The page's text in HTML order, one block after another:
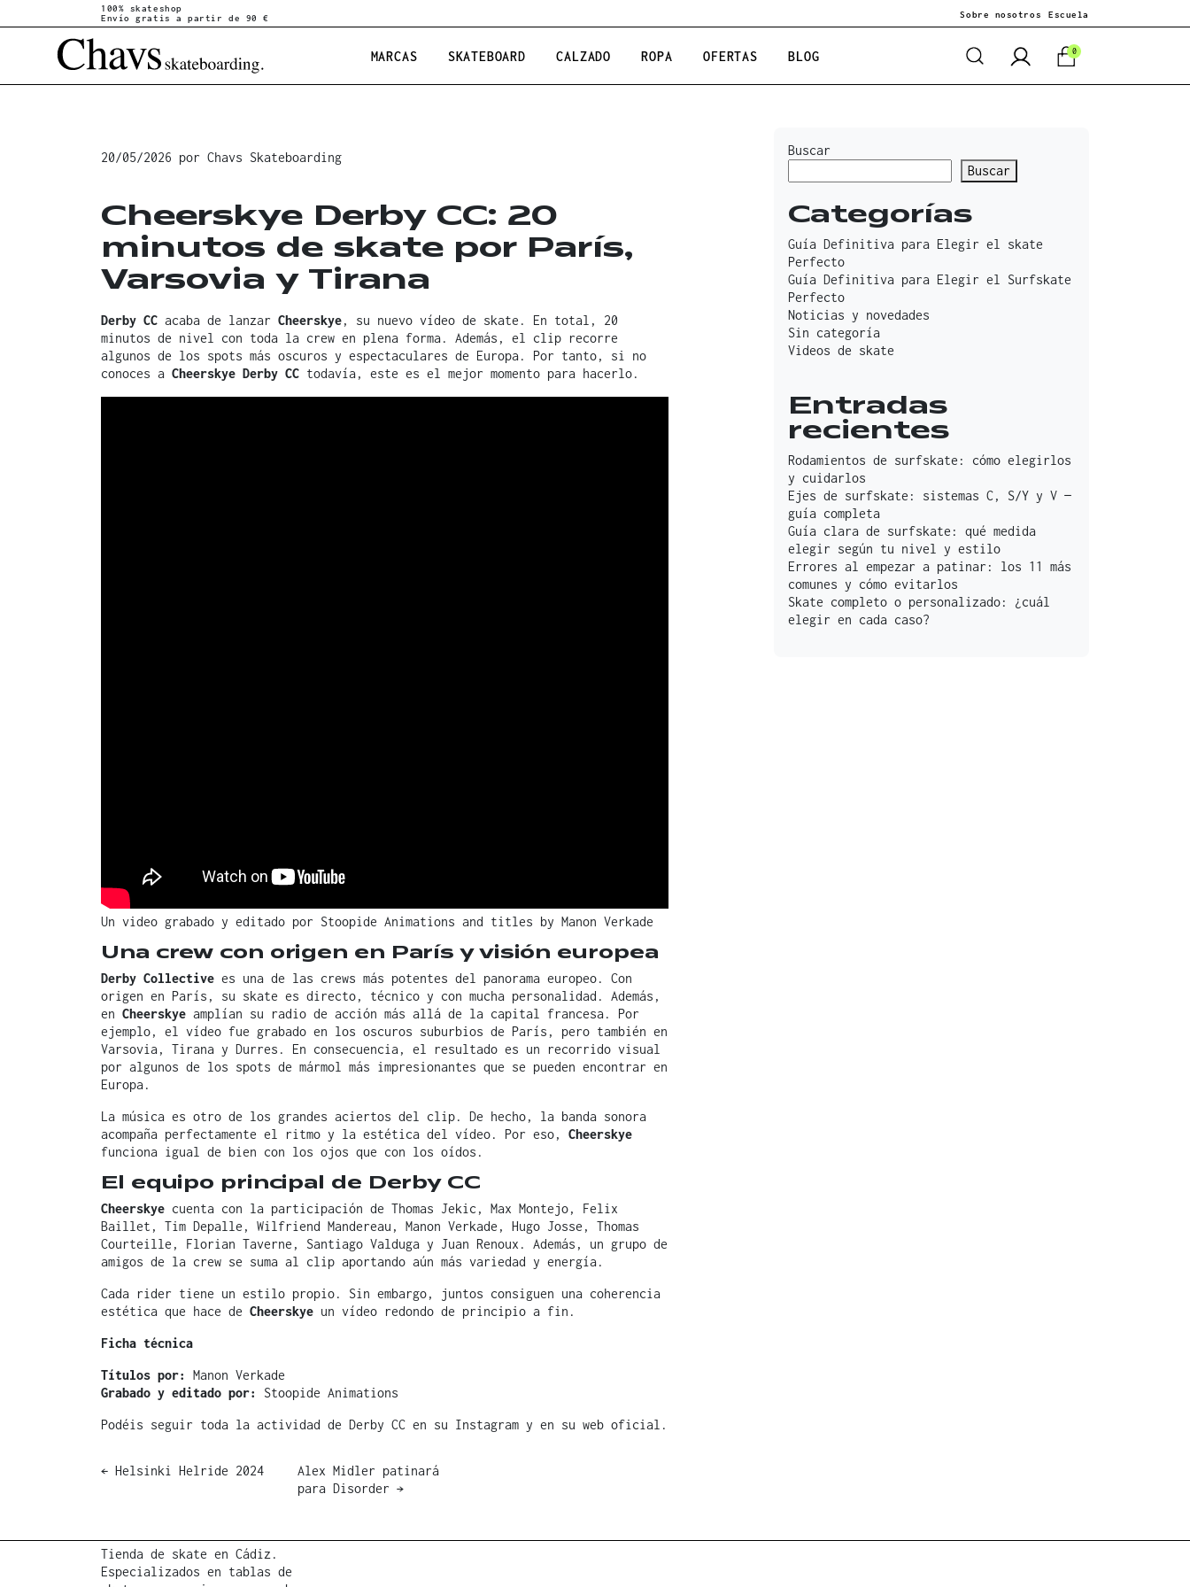
100% skateshop
Envío gratis a partir de 90 €
Sobre nosotros Escuela
MARCAS SKATEBOARD CALZADO ROPA OFERTAS BLOG 0
Cheerskye Derby CC: 20
minutos de skate por París,
Varsovia y Tirana
20/05/2026 por Chavs Skateboarding
Derby CC acaba de lanzar Cheerskye, su nuevo vídeo de skate. En total, 20
minutos de nivel con toda la crew en plena forma. Además, el clip recorre
algunos de los spots más oscuros y espectaculares de Europa. Por tanto, si no
conoces a Cheerskye Derby CC todavía, este es el mejor momento para hacerlo.
Un video grabado y editado por Stoopide Animations and titles by Manon Verkade
Una crew con origen en París y visión europea
Derby Collective es una de las crews más potentes del panorama europeo. Con
origen en París, su skate es directo, técnico y con mucha personalidad. Además,
en Cheerskye amplían su radio de acción más allá de la capital francesa. Por
ejemplo, el vídeo fue grabado en los oscuros suburbios de París, pero también en
Varsovia, Tirana y Durres. En consecuencia, el resultado es un recorrido visual
por algunos de los spots de mármol más impresionantes que se pueden encontrar en
Europa.
La música es otro de los grandes aciertos del clip. De hecho, la banda sonora
acompaña perfectamente el ritmo y la estética del vídeo. Por eso, Cheerskye
funciona igual de bien con los ojos que con los oídos.
El equipo principal de Derby CC
Cheerskye cuenta con la participación de Thomas Jekic, Max Montejo, Felix
Baillet, Tim Depalle, Wilfriend Mandereau, Manon Verkade, Hugo Josse, Thomas
Courteille, Florian Taverne, Santiago Valduga y Juan Renoux. Además, un grupo de
amigos de la crew se suma al clip aportando aún más variedad y energía.
Cada rider tiene un estilo propio. Sin embargo, juntos consiguen una coherencia
estética que hace de Cheerskye un vídeo redondo de principio a fin.
Ficha técnica
Títulos por:
Manon Verkade
Grabado y editado por:
Stoopide Animations
Podéis seguir toda la actividad de Derby CC en su Instagram y en su web oficial .
Post
← Helsinki Helride 2024
Alex Midler patinará
para Disorder →
Buscar
Buscar
Categorías
Guía Definitiva para Elegir el skate
Perfecto
Guía Definitiva para Elegir el Surfskate
Perfecto
Noticias y novedades
Sin categoría
Videos de skate
Entradas
recientes
Rodamientos de surfskate: cómo elegirlos
y cuidarlos
Ejes de surfskate: sistemas C, S/Y y V —
guía completa
Guía clara de surfskate: qué medida
elegir según tu nivel y estilo
Errores al empezar a patinar: los 11 más
comunes y cómo evitarlos
Skate completo o personalizado: ¿cuál
elegir en cada caso?
Tienda de skate en Cádiz.
Especializados en tablas de